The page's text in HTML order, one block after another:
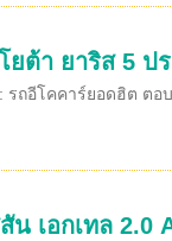
ต้า ยาริส 5 ป
รถอีโคคาร์ยอดฮิต
เอกเทล 2.0